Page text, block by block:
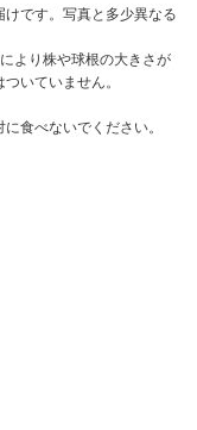
です。写真と多少異なる
より株や球根の大きさが
いていません。
食べないでください。